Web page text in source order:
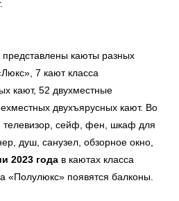
каюты разных
7 кают класса
кают, 52 двухместные
двухъярусных кают. Во
телевизор, сейф, фен, шкаф для
душ, санузел, обзорное окно,
2023 года в каютах класса
«Полулюкс» появятся балконы.